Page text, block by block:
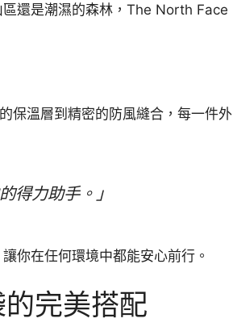
還是潮濕的森林，The North Face
保溫層到精密的防風縫合，每一件外
得力助手。」
你在任何環境中都能安心前行。
完美搭配